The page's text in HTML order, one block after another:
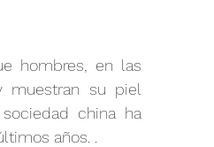
hombres, en las
muestran su piel
china ha
años. .